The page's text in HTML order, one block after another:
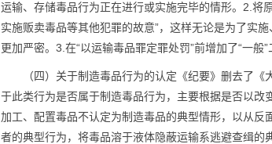
运输、存储毒品行为正在进行或实施完毕的情形。2.将
实施贩卖毒品等其他犯罪的故意”，这样无论是为了实
更加严密。3.在“以运输毒品罪定罪处罚”前增加了“一般
（四）关于制造毒品行为的认定《纪要》删去了
于此类行为是否属于制造毒品行为，主要根据是否以
加工、配置毒品不认定为制造毒品的典型情形，以从反
者的典型行为，将毒品溶于液体隐蔽运输系逃避查缉的